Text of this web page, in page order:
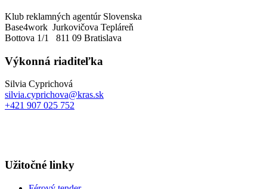
Klub reklamných agentúr Slovenska
Base4work Jurkovičova Tepláreň
Bottova 1/1 811 09 Bratislava
Výkonná riaditeľka
Silvia Cyprichová
silvia.cyprichova@kras.sk
+421 907 025 752
Užitočné linky